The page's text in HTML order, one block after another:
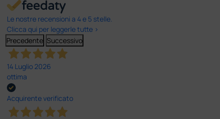
Le nostre recensioni a 4 e 5 stelle.
Clicca qui per leggerle tutte >
Precedente Successivo
14 Luglio 2026
ottima
Acquirente verificato